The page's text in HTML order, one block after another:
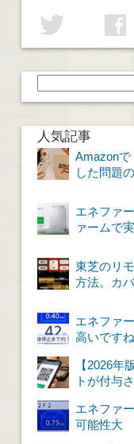
twitter facebook
人気記事
Amazonで
した問題
エネファ
ァームで
東芝のリ
方法。カ
エネファ
高いですね
【2026年
トが付与
エネファ
可能性大